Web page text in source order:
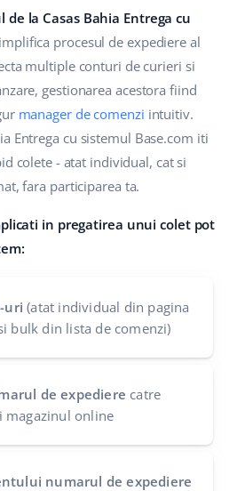
de lucru
la Casas Bahia Entrega cu
procesul de expediere al
multiple conturi de curieri si
gestionarea acestora fiind
manager de comenzi intuitiv.
Entrega cu sistemul Base.com iti
colete - atat individual, cat si
fara participarea ta.
in pregatirea unui colet pot
uri (atat individual din pagina
bulk din lista de comenzi)
de expediere catre
magazinul online
numarul de expediere